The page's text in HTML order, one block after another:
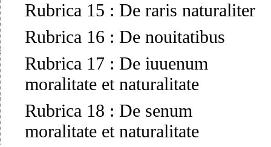
Rubrica 15 : De raris naturaliter
Rubrica 16 : De nouitatibus
Rubrica 17 : De iuuenum
moralitate et naturalitate
Rubrica 18 : De senum
moralitate et naturalitate